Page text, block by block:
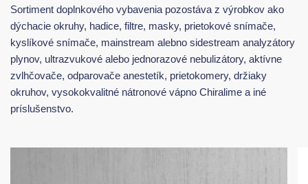
Sortiment doplnkového vybavenia pozostáva z výrobkov ako
dýchacie okruhy, hadice, filtre, masky, prietokové snímače,
kyslíkové snímače, mainstream alebno sidestream analyzátory
plynov, ultrazvukové alebo jednorazové nebulizátory, aktívne
zvlhčovače, odparovače anestetík, prietokomery, držiaky
okruhov, vysokokvalitné nátronové vápno Chiralime a iné
príslušenstvo.